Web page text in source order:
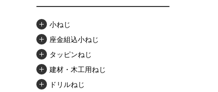
小ねじ
座金組込小ねじ
タッピンねじ
建材・木工用ねじ
ドリルねじ